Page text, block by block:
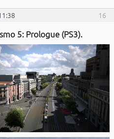
16
5: Prologue (PS3).